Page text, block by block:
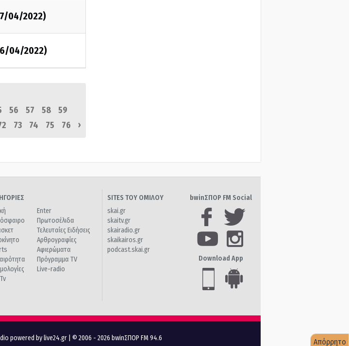
04/2022)
04/2022)
56 57 58
59
73 74 75 76 ›
Enter
Πρωτοσέλιδα
Τελευταίες Ειδήσεις
Αρθρογραφίες
Αφιερώματα
Πρόγραμμα TV
Live-radio
SITES ΤΟΥ ΟΜΙΛΟΥ
skai.gr
skaitv.gr
skairadio.gr
skaikairos.gr
podcast.skai.gr
bwinΣΠΟΡ FM Social
Download App
powered by live24.gr | © 2006 - 2026 bwinΣΠΟΡ FM 94.6 Απόρρητο